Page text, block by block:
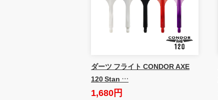
ダーツ フライト CONDOR AXE
120 Stan …
1,680円